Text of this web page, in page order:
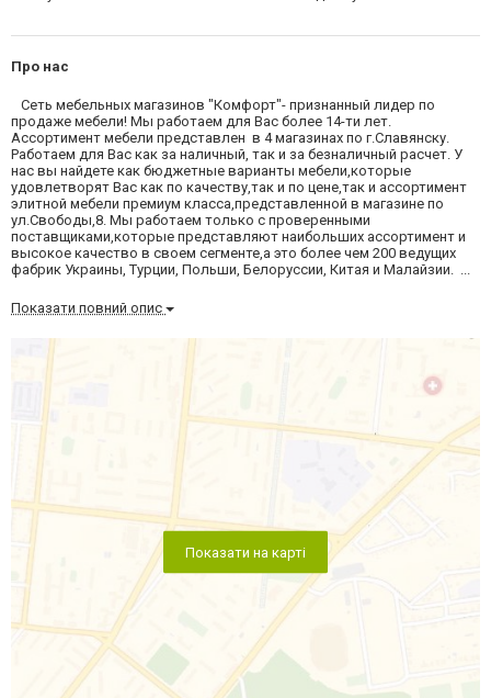
Про нас
Сеть мебельных магазинов "Комфорт"- признанный лидер по
продаже мебели! Мы работаем для Вас более 14-ти лет.
Ассортимент мебели представлен в 4 магазинах по г.Славянску.
Работаем для Вас как за наличный, так и за безналичный расчет. У
нас вы найдете как бюджетные варианты мебели,которые
удовлетворят Вас как по качеству,так и по цене,так и ассортимент
элитной мебели премиум класса,представленной в магазине по
ул.Свободы,8. Мы работаем только с проверенными
поставщиками,которые представляют наибольших ассортимент и
высокое качество в своем сегменте,а это более чем 200 ведущих
фабрик Украины, Турции, Польши, Белоруссии, Китая и Малайзии. ...
Показати повний опис
Показати на карті